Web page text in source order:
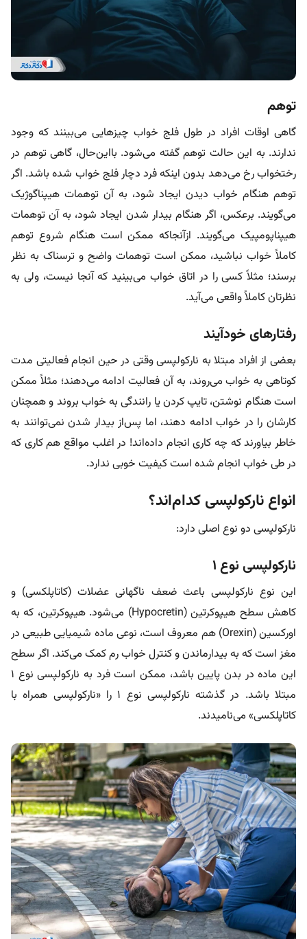
توهم
گاهی اوقات افراد در طول فلج خواب چیزهایی می‌بینند که وجود
ندارند. به این حالت‌ توهم گفته می‌شود. بااین‌حال، گاهی توهم در
رختخواب رخ می‌دهد بدون اینکه فرد دچار فلج خواب شده باشد. اگر
توهم هنگام خواب‌ دیدن ایجاد شود، به آن توهمات هیپناگوژیک
می‌گویند. برعکس، اگر هنگام بیدار شدن ایجاد شود، به آن توهمات
هیپناپومپیک می‌گویند. ازآنجاکه ممکن است هنگام شروع توهم
کاملاً خواب نباشید، ممکن است توهمات واضح و ترسناک به نظر
برسند؛ مثلاً کسی را در اتاق خواب می‌بینید که آنجا نیست، ولی به
نظرتان کاملاً واقعی می‌آید.
رفتارهای خودآیند
بعضی از افراد مبتلا به نارکولپسی وقتی در حین انجام فعالیتی مدت
کوتاهی به خواب می‌روند، به آن فعالیت ادامه می‌دهند؛ مثلاً ممکن
است هنگام نوشتن، تایپ‌ کردن یا رانندگی به خواب بروند و همچنان
کارشان را در خواب ادامه دهند، اما پس‌از بیدار شدن نمی‌توانند به
خاطر بیاورند که چه کاری انجام داده‌اند! در اغلب مواقع هم کاری که
در طی خواب انجام شده است کیفیت خوبی ندارد.
انواع نارکولپسی کدام‌اند؟
نارکولپسی دو نوع اصلی دارد:
نارکولپسی نوع ۱
این نوع نارکولپسی باعث ضعف ناگهانی عضلات (کاتاپلکسی) و
کاهش سطح هیپوکرتین (Hypocretin) می‌شود. هیپوکرتین، که به
اورکسین (Orexin) هم معروف است، نوعی ماده شیمیایی طبیعی در
مغز است که به بیدارماندن و کنترل خواب رم کمک می‌کند. اگر سطح
این ماده در بدن پایین باشد، ممکن است فرد به نارکولپسی نوع ۱
مبتلا باشد. در گذشته نارکولپسی نوع ۱ را «نارکولپسی همراه با
کاتاپلکسی» می‌نامیدند.